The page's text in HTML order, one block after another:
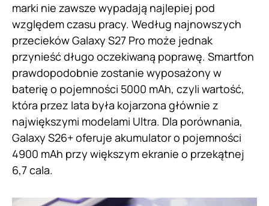
marki nie zawsze wypadają najlepiej pod
względem czasu pracy. Według najnowszych
przecieków Galaxy S27 Pro może jednak
przynieść długo oczekiwaną poprawę. Smartfon
prawdopodobnie zostanie wyposażony w
baterię o pojemności 5000 mAh, czyli wartość,
która przez lata była kojarzona głównie z
największymi modelami Ultra. Dla porównania,
Galaxy S26+ oferuje akumulator o pojemności
4900 mAh przy większym ekranie o przekątnej
6,7 cala.